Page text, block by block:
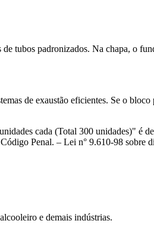
tubos padronizados. Na chapa, o
de exaustão eficientes. Se o
cada (Total 300 unidades)" é
Penal. – Lei n° 9.610-98 sobre
e demais indústrias.